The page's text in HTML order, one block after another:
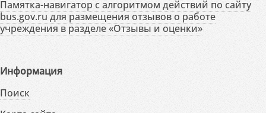
Памятка-навигатор с алгоритмом действий по сайту
bus.gov.ru для размещения отзывов о работе
учреждения в разделе «Отзывы и оценки»
Информация
Поиск